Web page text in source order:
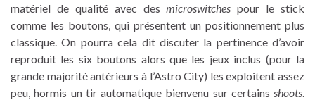
matériel de qualité avec desmicroswitches pour le stick
comme les boutons, qui présentent un positionnement plus
classique. On pourra cela dit discuter la pertinence d’avoir
reproduit les six boutons alors que les jeux inclus (pour la
grande majorité antérieurs à l’Astro City) les exploitent assez
peu, hormis un tir automatique bienvenu sur certains shoots.